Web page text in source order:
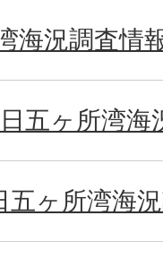
海況調査情
五ヶ所湾海
五ヶ所湾海